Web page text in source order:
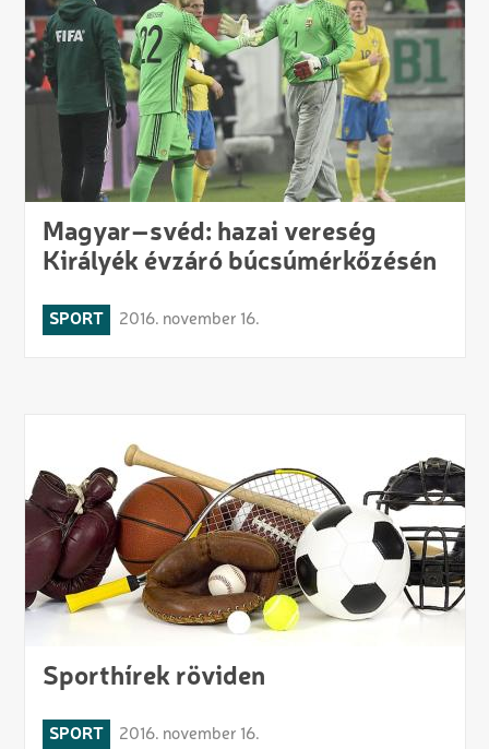
Magyar–svéd: hazai vereség
Királyék évzáró búcsúmérkőzésén
SPORT 2016. november 16.
Sporthírek röviden
SPORT 2016. november 16.